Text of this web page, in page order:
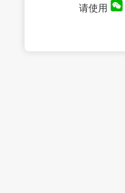
请使用